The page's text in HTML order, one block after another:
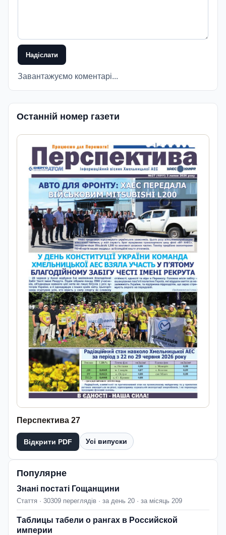
Надіслати
Завантажуємо коментарі...
Останній номер газети
Перспектива 27
Відкрити PDF Усі випуски
Популярне
Знані постаті Гощанщини
Стаття · 30309 переглядів · за день 20 · за місяць 209
Таблицы табели о рангах в Российской
империи